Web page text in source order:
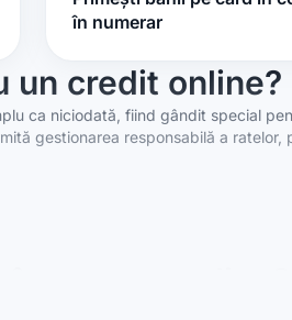
în numerar
un credit online?
ca niciodată, fiind gândit special
gestionarea responsabilă a
financiar prompt îți poate oferi